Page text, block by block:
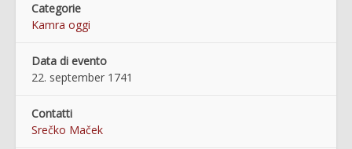
Categorie
Kamra oggi
Data di evento
22. september 1741
Contatti
Srečko Maček